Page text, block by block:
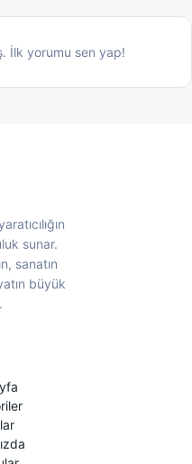
İlk yorumu sen yap!
sunar.
sanatın
büyük